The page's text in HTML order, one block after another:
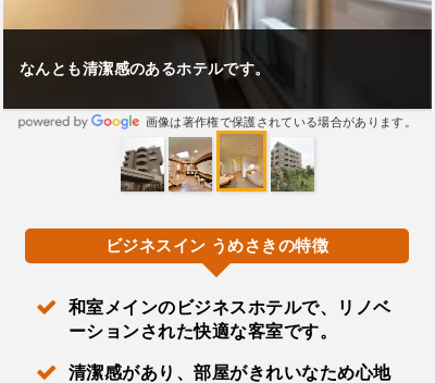
なんとも清潔感のあるホテルです。
画像は著作権で保護されている場合があります。
ビジネスイン うめさきの特徴
和室メインのビジネスホテルで、リノベ
ーションされた快適な客室です。
清潔感があり、部屋がきれいなため心地